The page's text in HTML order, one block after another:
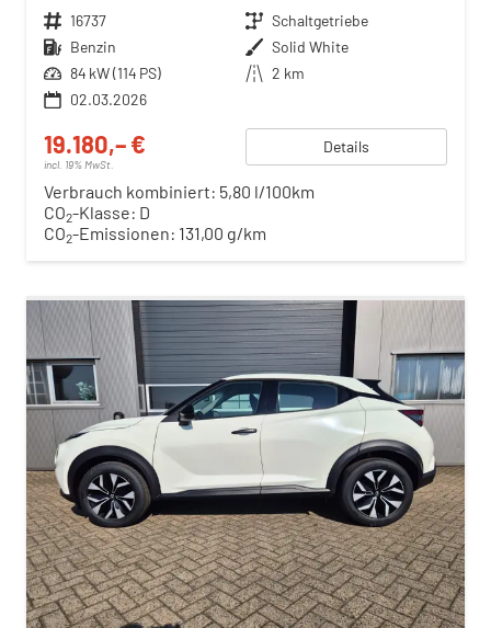
Fahrzeugnr. 16737 Getriebe Schaltgetriebe
Kraftstoff Benzin Außenfarbe Solid White
Leistung 84 kW (114 PS) Kilometerstand 2 km
02.03.2026
19.180,– €
incl. 19% MwSt.
Details
Verbrauch kombiniert: 5,80 l/100km
CO2-Klasse: D
CO2-Emissionen: 131,00 g/km